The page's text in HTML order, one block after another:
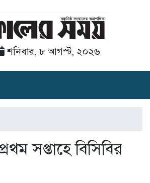
শনিবার, ৮ আগস্ট, ২০২৬
সপ্তাহে বিসিবির